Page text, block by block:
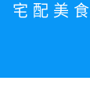
宅配美食